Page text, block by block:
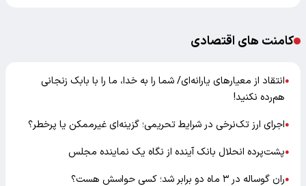
کامنت های اقتصادی
●انتقاد از معیارهای یارانه‌ای/ شما را به خدا، ما را با بابک زنجانی
هم‌رده نکنید!
●اجرای ارز تک‌نرخی در شرایط تحریمی؛ گزینه‌ای غیرممکن یا پرخطر؟
●پشت‌پرده انحلال بانک آینده از نگاه یک نماینده مجلس
●ران گوساله در ۳ ماه دو برابر شد؛ کسی حواسش هست؟